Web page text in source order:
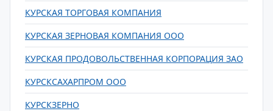
КУРСКАЯ ТОРГОВАЯ КОМПАНИЯ
КУРСКАЯ ЗЕРНОВАЯ КОМПАНИЯ ООО
КУРСКАЯ ПРОДОВОЛЬСТВЕННАЯ КОРПОРАЦИЯ ЗАО
КУРСКСАХАРПРОМ ООО
КУРСКЗЕРНО